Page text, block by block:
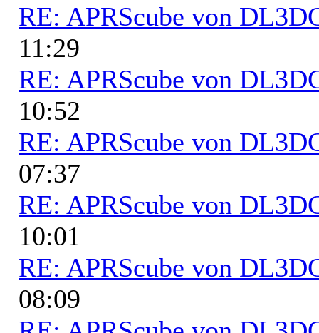
RE: APRScube von
11:29
RE: APRScube von
10:52
RE: APRScube von
07:37
RE: APRScube von
10:01
RE: APRScube von
08:09